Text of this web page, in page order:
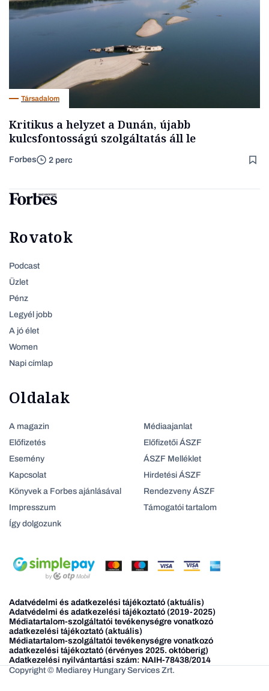
Társadalom
Kritikus a helyzet a Dunán, újabb
kulcsfontosságú szolgáltatás áll le
Forbes 2 perc
Rovatok
Podcast
Üzlet
Pénz
Legyél jobb
A jó élet
Women
Napi címlap
Oldalak
A magazin
Előfizetés
Esemény
Kapcsolat
Könyvek a Forbes ajánlásával
Impresszum
Így dolgozunk
Médiaajanlat
Előfizetői ÁSZF
ÁSZF Melléklet
Hirdetési ÁSZF
Rendezveny ÁSZF
Támogatói tartalom
Adatvédelmi és adatkezelési tájékoztató (aktuális)
Adatvédelmi és adatkezelési tájékoztató (2019-2025)
Médiatartalom-szolgáltatói tevékenységre vonatkozó
adatkezelési tájékoztató (aktuális)
Médiatartalom-szolgáltatói tevékenységre vonatkozó
adatkezelési tájékoztató (érvényes 2025. októberig)
Adatkezelési nyilvántartási szám: NAIH-78438/2014
Copyright © Mediarey Hungary Services Zrt.